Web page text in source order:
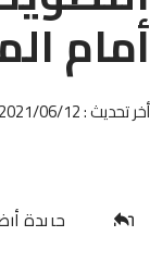
أمام
أخر تحديث : 2021/06/12 at 9:26 صباحًا
جريدة